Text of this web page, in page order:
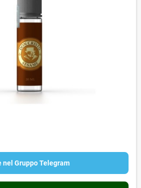
nel Gruppo Telegram